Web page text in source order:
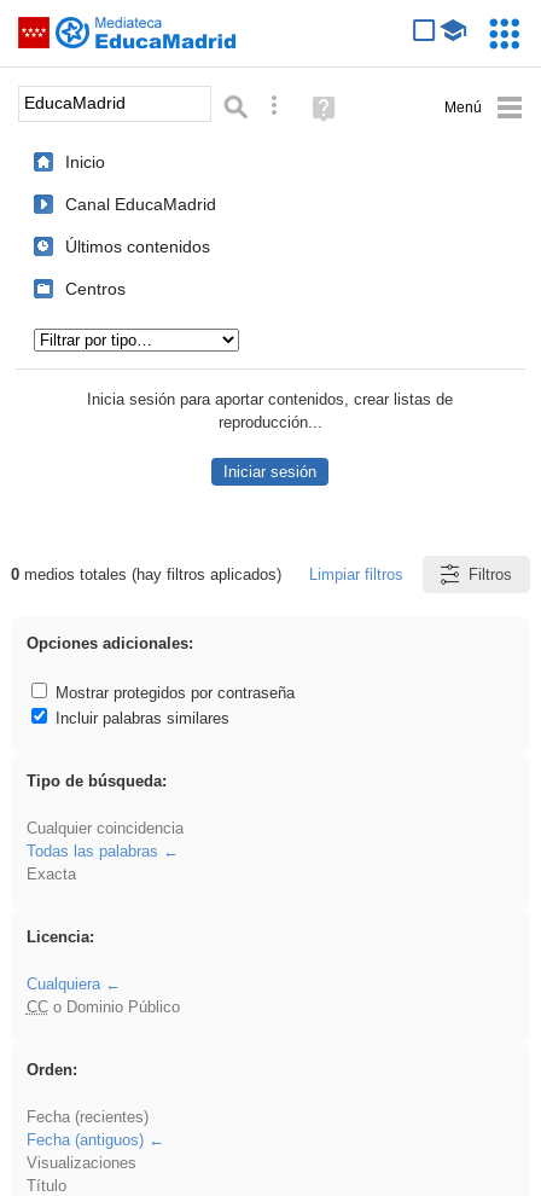
Saltar navegación
Palabra o frase: Búsqueda avanzada
Ayuda
(en
Inicio
Canal EducaMadrid
Últimos contenidos
Centros
Inicia sesión para aportar contenidos, crear listas de
reproducción...
Iniciar sesión
Resultados de: EducaMadrid
0medios totales (hay filtros aplicados) Limpiar filtros Filtros
Opciones adicionales:
Mostrar protegidos por contraseña
Incluir palabras similares
Tipo de búsqueda:
Cualquier coincidencia
Todas las palabras
Exacta
Licencia:
Cualquiera
CCo Dominio Público
Orden:
Fecha (recientes)
Fecha (antiguos)
Visualizaciones
Título